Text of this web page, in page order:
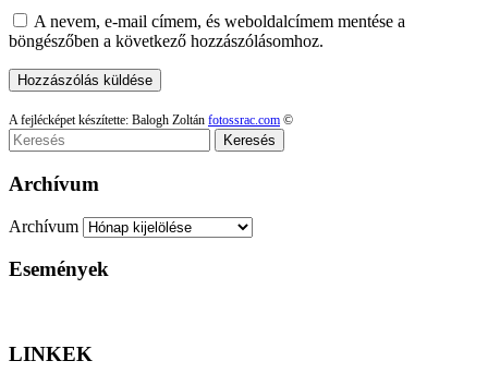
A nevem, e-mail címem, és weboldalcímem mentése a
böngészőben a következő hozzászólásomhoz.
A fejlécképet készítette: Balogh Zoltán fotossrac.com ©
Keresés
Archívum
Archívum
Események
LINKEK